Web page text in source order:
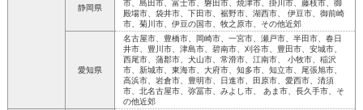
静岡県
市、島田市、富士市、磐田市、焼津市、掛川市、藤枝市、御
殿場市、袋井市、下田市、裾野市、湖西市、 伊豆市、御前崎
市、菊川市、伊豆の国市、牧之原市、その他近郊
愛知県
名古屋市、豊橋市、岡崎市、一宮市、瀬戸市、半田市、春日
井市、豊川市、津島市、碧南市、刈谷市、豊田市、安城市、
西尾市、蒲郡市、犬山市、常滑市、江南市、 小牧市、稲沢
市、新城市、東海市、大府市、知多市、知立市、尾張旭市、
高浜市、岩倉市、豊明市、日進市、田原市、愛西市、清須
市、北名古屋市、弥冨市、みよし市、 あま市、長久手市、そ
の他近郊